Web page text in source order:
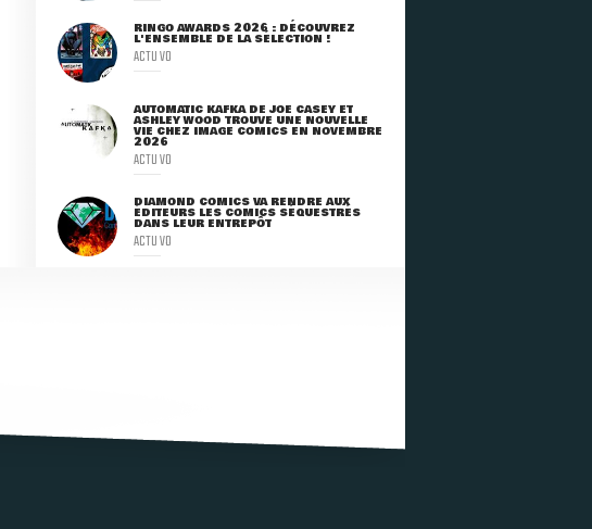
RINGO AWARDS 2026 : DÉCOUVREZ
L'ENSEMBLE DE LA SÉLECTION !
ACTU VO
AUTOMATIC KAFKA DE JOE CASEY ET
ASHLEY WOOD TROUVE UNE NOUVELLE
VIE CHEZ IMAGE COMICS EN NOVEMBRE
2026
ACTU VO
DIAMOND COMICS VA RENDRE AUX
ÉDITEURS LES COMICS SÉQUESTRÉS
DANS LEUR ENTREPÔT
ACTU VO